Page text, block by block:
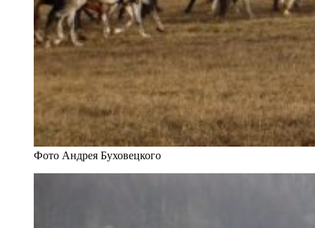
Фото Андрея Буховецкого